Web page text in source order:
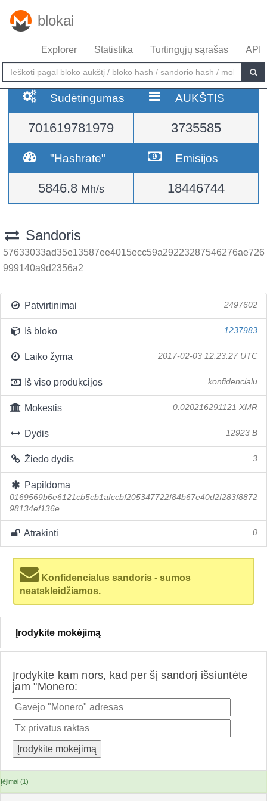
blokai
Explorer Statistika Turtingųjų sąrašas API
Sudėtingumas
701619781979
AUKŠTIS
3735585
"Hashrate"
5846.8 Mh/s
Emisijos
18446744
Sandoris
57633033ad35e13587ee4015ecc59a29223287546276ae726
999140a9d2356a2
Patvirtinimai 2497602
Iš bloko 1237983
Laiko žyma 2017-02-03 12:23:27 UTC
Iš viso produkcijos konfidencialu
Mokestis 0.020216291121 XMR
Dydis 12923 B
Žiedo dydis 3
Papildoma
0169569b6e6121cb5cb1afccbf205347722f84b67e40d2f283f8872
98134ef136e
Atrakinti 0
Konfidencialus sandoris - sumos
neatskleidžiamos.
Įrodykite mokėjimą
Įrodykite kam nors, kad per šį sandorį išsiuntėte
jam "Monero:
Įėjimai (1)